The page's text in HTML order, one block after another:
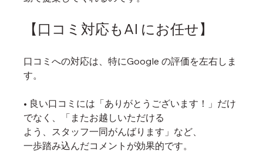
【口コミ対応もAI にお任せ】
口コミへの対応は、特にGoogle の評価を左右しま
す。
• 良い口コミには「ありがとうございます！」だけ
でなく、「またお越しいただける
よう、スタッフ一同がんばります」など、
一歩踏み込んだコメントが効果的です。